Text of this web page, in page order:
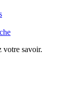
votre savoir.